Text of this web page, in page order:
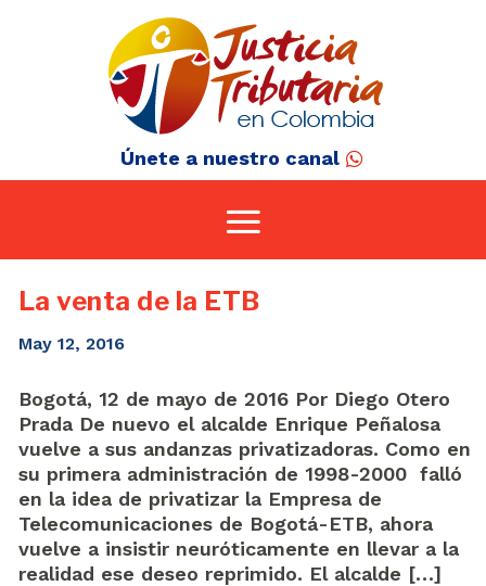
Únete a nuestro canal
La venta de la ETB
May 12, 2016
Bogotá, 12 de mayo de 2016 Por Diego Otero
Prada De nuevo el alcalde Enrique Peñalosa
vuelve a sus andanzas privatizadoras. Como en
su primera administración de 1998-2000 falló
en la idea de privatizar la Empresa de
Telecomunicaciones de Bogotá-ETB, ahora
vuelve a insistir neuróticamente en llevar a la
realidad ese deseo reprimido. El alcalde […]